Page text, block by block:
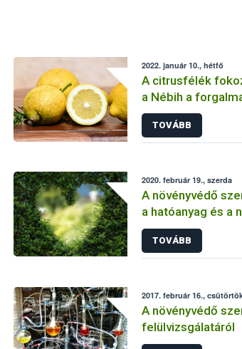
2022. január 10., hétfő
A citrusfélék
a Nébih a
TOVÁBB
2020. február 19., szerda
A növényvédő
a hatóanyag és a
szerint
TOVÁBB
2017. február 16.,
A növényvédő
felülvizsgálatáról